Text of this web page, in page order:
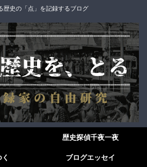
歴史の「点」を記録するブログ
歴史探偵千夜一夜
ブログエッセイ